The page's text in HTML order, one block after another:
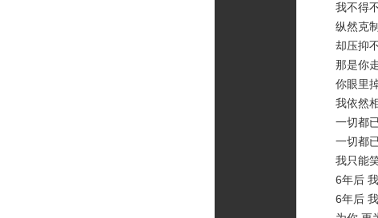
我不得不
纵然克制
却压抑不
那是你走
你眼里掉
我依然相
一切都已
一切都已
我只能笑
6年后 我
6年后 我